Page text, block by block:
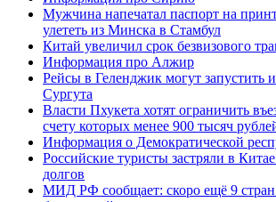
Мужчина напечатал паспорт на
улететь из Минска в Стамбул
Китай увеличил срок безвизового
Информация про Алжир
Рейсы в Геленджик могут запустить
Сургута
Власти Пхукета хотят ограничить
счету которых менее 900 тысяч
Информация о Демократической
Российские туристы застряли в
долгов
МИД РФ сообщает: скоро ещё 9 стран